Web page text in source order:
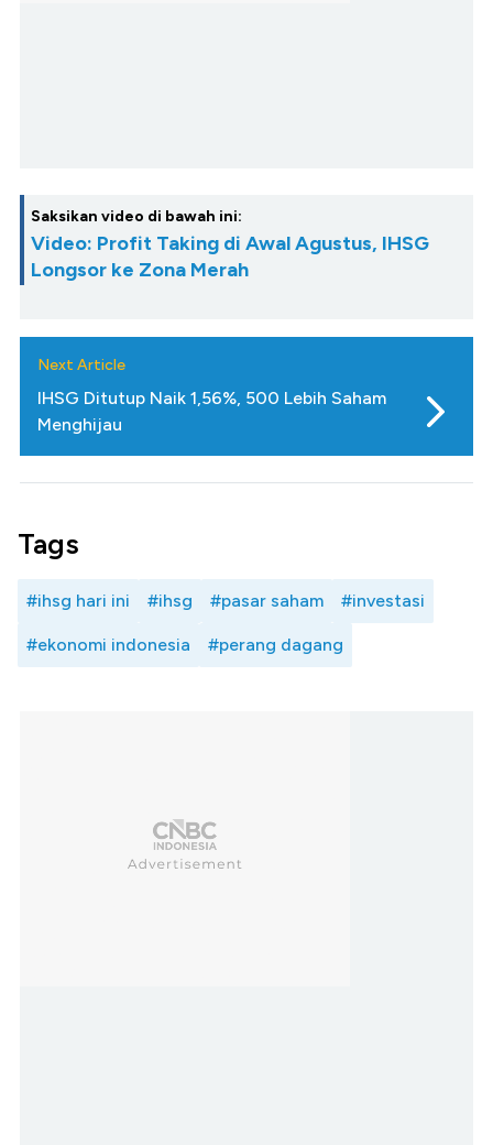
Saksikan video di bawah ini:
Video: Profit Taking di Awal Agustus, IHSG
Longsor ke Zona Merah
Next Article
IHSG Ditutup Naik 1,56%, 500 Lebih Saham
Menghijau
Tags
#ihsg hari ini #ihsg #pasar saham #investasi
#ekonomi indonesia #perang dagang